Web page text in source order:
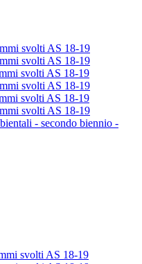
svolti AS 18-19
svolti AS 18-19
svolti AS 18-19
svolti AS 18-19
svolti AS 18-19
svolti AS 18-19
- secondo biennio -
svolti AS 18-19